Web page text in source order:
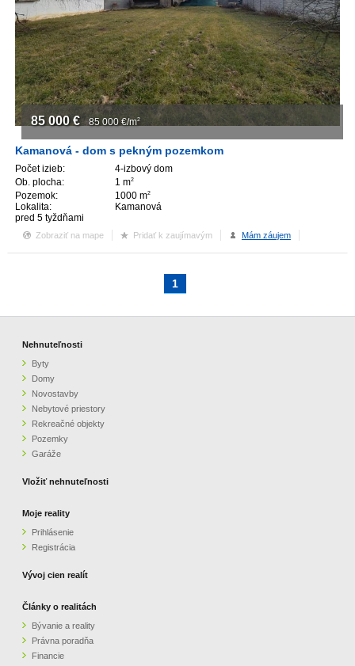
Kamanová - dom s pekným pozemkom
Počet izieb:
4-izbový dom
Ob. plocha:
1 m2
Pozemok: 1000 m2
Lokalita:
Kamanová
pred 5 tyždňami
85 000 € 85 000 €/m2
Zobraziť na mape Pridať k zaujímavým Mám záujem
1
Nehnuteľnosti
Byty
Domy
Novostavby
Nebytové priestory
Rekreačné objekty
Pozemky
Garáže
Vložiť nehnuteľnosti
Moje reality
Prihlásenie
Registrácia
Vývoj cien realít
Články o realitách
Bývanie a reality
Právna poradňa
Financie